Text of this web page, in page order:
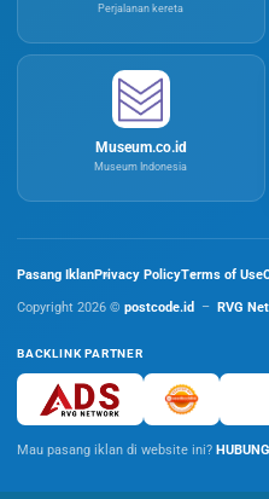
Perjalanan kereta
Museum.co.id
Museum Indonesia
Pasang IklanPrivacy PolicyTerms of Use
Copyright 2026 © postcode.id – RVG
BACKLINK PARTNER
Mau pasang iklan di website ini?